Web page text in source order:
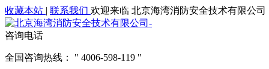
收藏本站 | 联系我们 欢迎来临 北京海湾消防安全技术有限公司
咨询电话
全国咨询热线： 4006-598-119